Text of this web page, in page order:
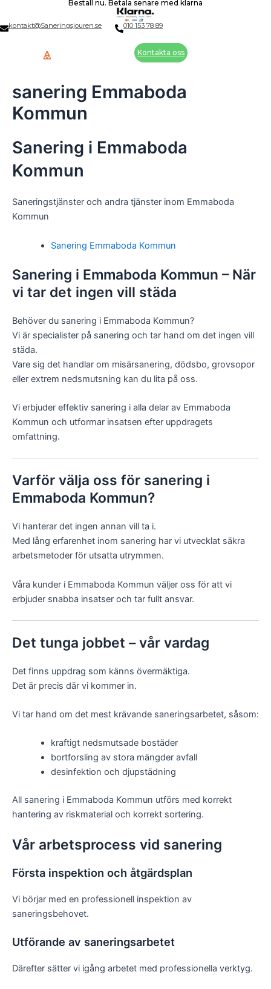
content
Beställ nu. Betala senare med klarna
kontakt@Saneringsjouren.se 010 153 78 89
Kontakta oss
sanering Emmaboda
Kommun
Sanering i Emmaboda
Kommun
Saneringstjänster och andra tjänster inom Emmaboda
Kommun
Sanering Emmaboda Kommun
Sanering i Emmaboda Kommun – När
vi tar det ingen vill städa
Behöver du sanering i Emmaboda Kommun?
Vi är specialister på sanering och tar hand om det ingen vill
städa.
Vare sig det handlar om misärsanering, dödsbo, grovsopor
eller extrem nedsmutsning kan du lita på oss.
Vi erbjuder effektiv sanering i alla delar av Emmaboda
Kommun och utformar insatsen efter uppdragets
omfattning.
Varför välja oss för sanering i
Emmaboda Kommun?
Vi hanterar det ingen annan vill ta i.
Med lång erfarenhet inom sanering har vi utvecklat säkra
arbetsmetoder för utsatta utrymmen.
Våra kunder i Emmaboda Kommun väljer oss för att vi
erbjuder snabba insatser och tar fullt ansvar.
Det tunga jobbet – vår vardag
Det finns uppdrag som känns övermäktiga.
Det är precis där vi kommer in.
Vi tar hand om det mest krävande saneringsarbetet, såsom:
kraftigt nedsmutsade bostäder
bortforsling av stora mängder avfall
desinfektion och djupstädning
All sanering i Emmaboda Kommun utförs med korrekt
hantering av riskmaterial och korrekt sortering.
Vår arbetsprocess vid sanering
Första inspektion och åtgärdsplan
Vi börjar med en professionell inspektion av
saneringsbehovet.
Utförande av saneringsarbetet
Därefter sätter vi igång arbetet med professionella verktyg.